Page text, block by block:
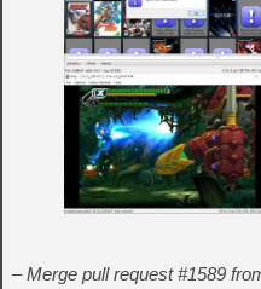
– Merge pull request #1589